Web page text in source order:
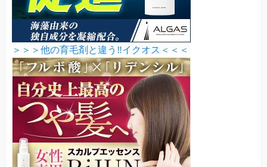
＞＞＞他の育毛剤と違う‼イクオス＜＜＜